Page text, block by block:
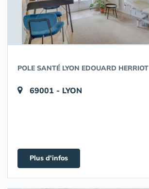
POLE SANTÉ LYON EDOUARD HERRIOT
69001 - LYON
Plus d'infos